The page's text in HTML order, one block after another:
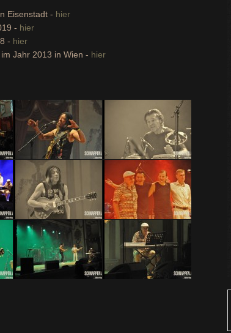
Eisenstadt - hier
- hier
- hier
Jahr 2013 in Wien - hier